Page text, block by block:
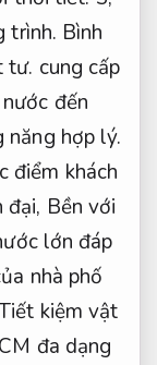
trình. Bình
tư. cung cấp
đến
năng hợp lý.
điểm khách
đại, Bền với
lớn đáp
nhà phố
kiệm vật
đa dạng